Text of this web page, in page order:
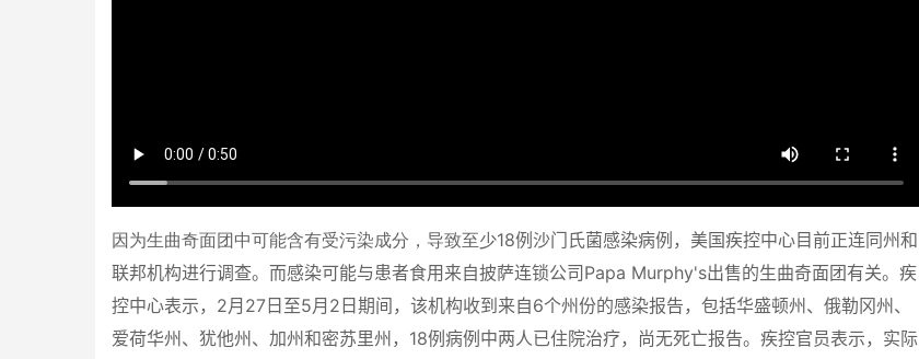
因为生曲奇面团中可能含有受污染成分，导致至少18例沙门氏菌感染病例，美国疾控中心目前正连同州和
联邦机构进行调查。而感染可能与患者食用来自披萨连锁公司 Papa Murphy's出售的生曲奇面团有关。疾
控中心表示， 2月 27 日至5月 2 日期间，该机构收到来自6个州份的感染报告，包括华盛顿州、俄勒冈州、
爱荷华州、犹他州、加州和密苏里州， 18例病例中两人已住院治疗，尚无死亡报告。疾控官员表示，实际